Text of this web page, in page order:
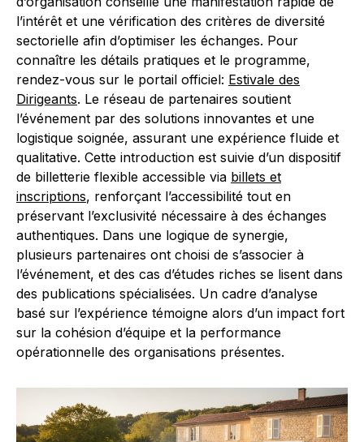
l’intérêt et une vérification des critères de diversité
sectorielle afin d’optimiser les échanges. Pour
connaître les détails pratiques et le programme,
rendez-vous sur le portail officiel: Estivale des
Dirigeants. Le réseau de partenaires soutient
l’événement par des solutions innovantes et une
logistique soignée, assurant une expérience fluide et
qualitative. Cette introduction est suivie d’un dispositif
de billetterie flexible accessible via billets et
inscriptions, renforçant l’accessibilité tout en
préservant l’exclusivité nécessaire à des échanges
authentiques. Dans une logique de synergie,
plusieurs partenaires ont choisi de s’associer à
l’événement, et des cas d’études riches se lisent dans
des publications spécialisées. Un cadre d’analyse
basé sur l’expérience témoigne alors d’un impact fort
sur la cohésion d’équipe et la performance
opérationnelle des organisations présentes.